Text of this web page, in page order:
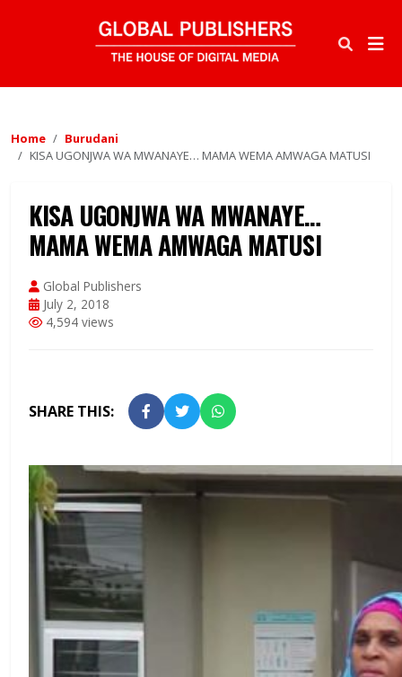
Home
Burudani
KISA UGONJWA WA MWANAYE… MAMA WEMA AMWAGA MATUSI
KISA UGONJWA WA MWANAYE…
MAMA WEMA AMWAGA MATUSI
Global Publishers
July 2, 2018
4,594 views
SHARE THIS: